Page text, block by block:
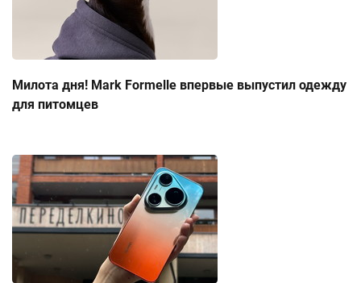
Милота дня! Mark Formelle впервые выпустил одежду
для питомцев